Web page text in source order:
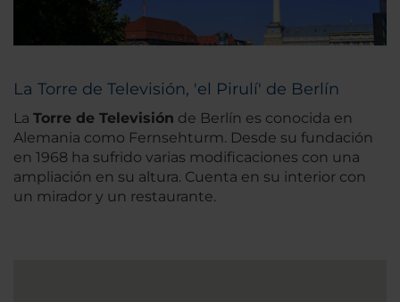
La Torre de Televisión, 'el Pirulí' de Berlín
La Torre de Televisión de Berlín es conocida en
Alemania como Fernsehturm. Desde su fundación
en 1968 ha sufrido varias modificaciones con una
ampliación en su altura. Cuenta en su interior con
un mirador y un restaurante.